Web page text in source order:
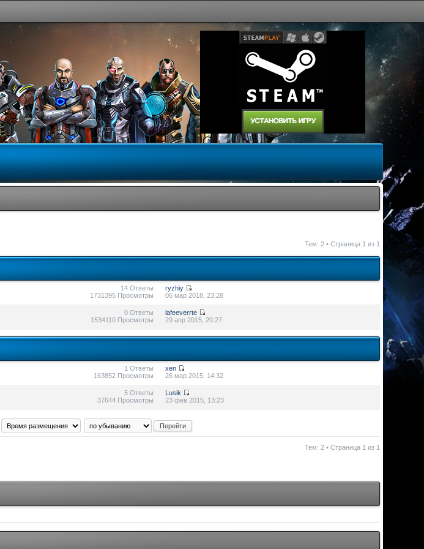
Тем: 2 • Страница 1 из 1
14 Ответы
1731395 Просмотры
ryzhiy
06 мар 2018, 23:28
0 Ответы
1534110 Просмотры
lafeeverrte
29 апр 2015, 20:27
1 Ответы
163852 Просмотры
xen
26 мар 2015, 14:32
5 Ответы
37644 Просмотры
Lusik
23 фев 2015, 13:23
Тем: 2 • Страница 1 из 1